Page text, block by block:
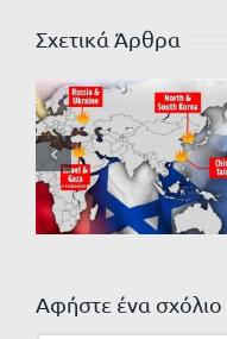
Σχετικά Άρθρα
Αφήστε ένα σχόλιο